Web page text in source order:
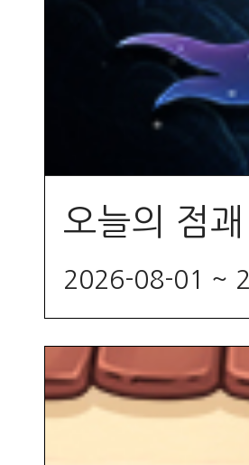
오늘의 점
2026-08-01 ~